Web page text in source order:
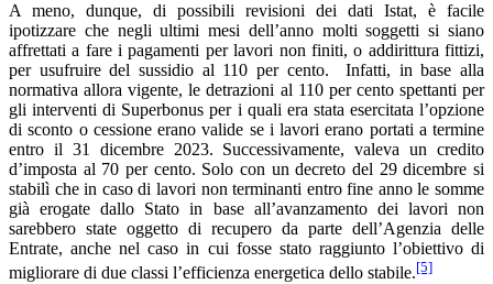
A meno, dunque, di possibili revisioni dei dati Istat, è facile
ipotizzare che negli ultimi mesi dell’anno molti soggetti si siano
affrettati a fare i pagamenti per lavori non finiti, o addirittura fittizi,
per usufruire del sussidio al 110 per cento. Infatti, in base alla
normativa allora vigente, le detrazioni al 110 per cento spettanti per
gli interventi di Superbonus per i quali era stata esercitata l’opzione
di sconto o cessione erano valide se i lavori erano portati a termine
entro il 31 dicembre 2023. Successivamente, valeva un credito
d’imposta al 70 per cento. Solo con un decreto del 29 dicembre si
stabilì che in caso di lavori non terminanti entro fine anno le somme
già erogate dallo Stato in base all’avanzamento dei lavori non
sarebbero state oggetto di recupero da parte dell’Agenzia delle
Entrate, anche nel caso in cui fosse stato raggiunto l’obiettivo di
migliorare di due classi l’efficienza energetica dello stabile.[5]